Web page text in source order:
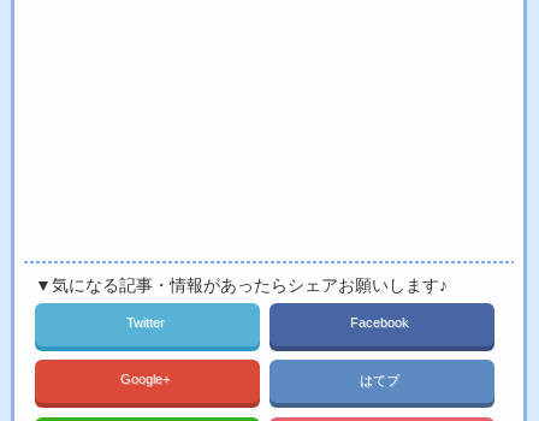
▼気になる記事・情報があったらシェアお願いします♪
Twitter Facebook
Google+ はてブ